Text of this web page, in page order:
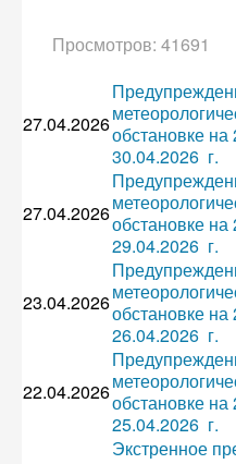
Просмотров: 41691
27.04.2026обстановке
30.04.2026 г.
27.04.2026обстановке
29.04.2026 г.
23.04.2026обстановке
26.04.2026 г.
22.04.2026обстановке
25.04.2026 г.
Экстренное